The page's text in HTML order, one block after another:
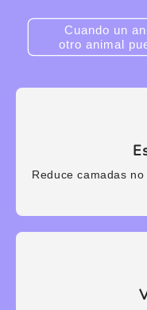
Cuando un
otro animal
Reduce camadas